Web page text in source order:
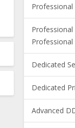
Professional
Professional
Dedicated
Dedicated
Advanced